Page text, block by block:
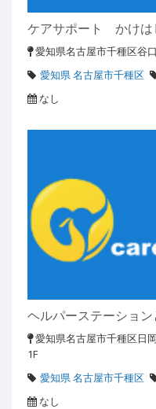
ケアサポート かけは
愛知県名古屋市千種区谷
愛知県 名古屋市千種区
なし
ヘルパーステーション
愛知県名古屋市千種区日
1F
愛知県 名古屋市千種区
なし